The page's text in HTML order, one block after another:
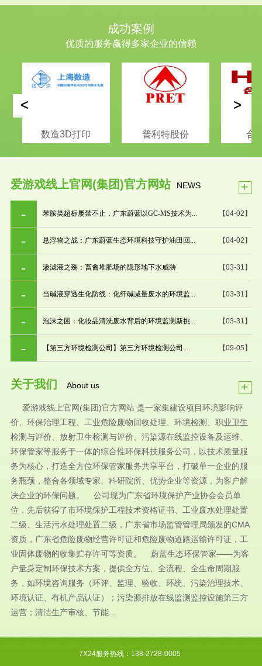
成功案例
优质的服务赢得多家企业的信赖
数造3D打印 普利特股份 合
< >
爱游戏线上官网(集团)官方网站 NEWS +
【04-02】
苯胺类超标屡禁不止，广东蔚蓝以GC-MS技术为...
【04-02】
悬浮物之战：广东蔚蓝生态环境科技守护油田回...
【03-31】
渗滤液之殇：畜禽堆肥场的隐形地下水威胁
【03-31】
当碱液穿透生化防线：化纤碱减量废水的环境监...
【03-31】
泡沫之困：化妆品清洗废水背后的环境监测新挑...
【09-05】
【第三方环境检测公司】第三方环境检测公司...
关于我们 About us +
爱游戏线上官网(集团)官方网站 是一家集建设项目环境影响评
价、环保治理工程、工业危险废物回收处理、环境检测、职业卫生
检测与评价、放射卫生检测与评价、污染源在线监控设备及运维、
环保管家等服务于一体的综合性环保科技服务公司，以技术质量服
务为核心，打造全方位环保管家服务共享平台，打破单一企业的服
务瓶颈，整合各领域专家、科研院所、优势企业等资源，为客户解
决企业的环保问题。 公司现为广东省环境保护产业协会会员单
位，先后获得了市环境保护工程技术资格证书、工业废水处理处置
二级、生活污水处理处置二级，广东省市场监管管理局颁发的CMA
资质，广东省危险废物经营许可证和危险废物道路运输许可证，工
业固体废物的收集贮存许可等资质。 蔚蓝生态环保管家——为客
户量身定制环保技术方案，提供全方位、全流程、全生命周期服
务，如环境咨询服务（环评、监理、验收、环统、污染治理技术、
环境认证、有机产品认证）；污染源排放在线监测监控设施第三方
运营；清洁生产审核、节能...
7X24服务热线：138-2728-0005